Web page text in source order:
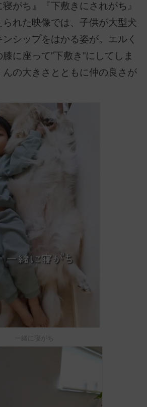
がち』『下敷きにされがち』
られた映像では、子供が大型犬
シップをはかる姿が。エルく
に座って”下敷き”にしてしま
んの大きさとともに仲の良さが
一緒に寝がち